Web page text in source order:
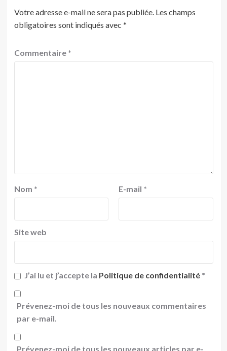
Votre adresse e-mail ne sera pas publiée. Les champs
obligatoires sont indiqués avec *
Commentaire *
Nom * E-mail *
Site web
J’ai lu et j’accepte la Politique de confidentialité *
Prévenez-moi de tous les nouveaux commentaires
par e-mail.
Prévenez-moi de tous les nouveaux articles par e-